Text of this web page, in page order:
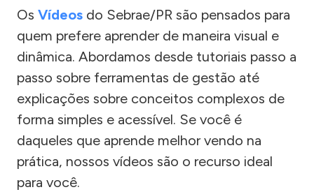
Os Vídeos do Sebrae/PR são pensados para
quem prefere aprender de maneira visual e
dinâmica. Abordamos desde tutoriais passo a
passo sobre ferramentas de gestão até
explicações sobre conceitos complexos de
forma simples e acessível. Se você é
daqueles que aprende melhor vendo na
prática, nossos vídeos são o recurso ideal
para você.